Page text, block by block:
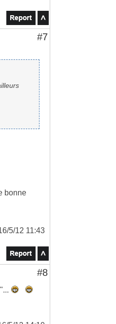
#7
bonne
5/12 11:43
#8